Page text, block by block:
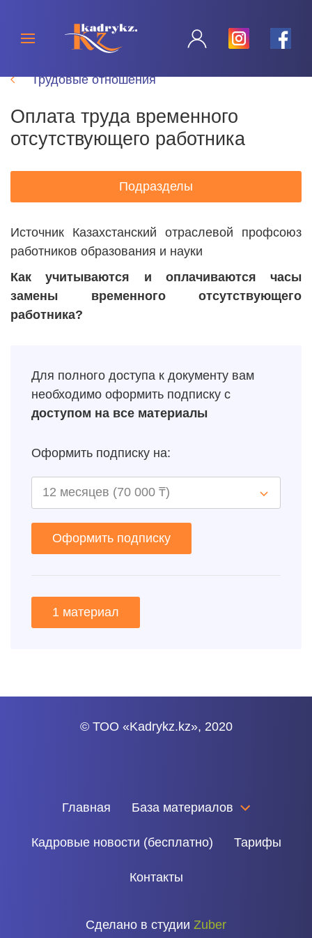
Трудовые отношения
Оплата труда временного
отсутствующего работника
Подразделы
Источник Казахстанский отраслевой профсоюз
работников образования и науки
Как учитываются и оплачиваются часы
замены временного отсутствующего
работника?
Для полного доступа к документу вам
необходимо оформить подписку с
доступом на все материалы
Оформить подписку на:
Оформить подписку
1 материал
© ТОО «Kadrykz.kz», 2020
Главная База материалов
Кадровые новости (бесплатно) Тарифы
Контакты
Сделано в студии Zuber